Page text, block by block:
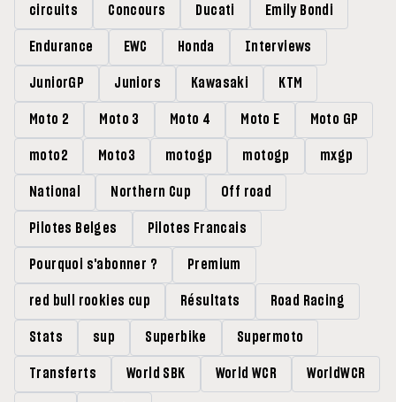
circuits Concours Ducati Emily Bondi
Endurance EWC Honda Interviews
JuniorGP Juniors Kawasaki KTM
Moto 2 Moto 3 Moto 4 Moto E Moto GP
moto2 Moto3 motogp motogp mxgp
National Northern Cup Off road
Pilotes Belges Pilotes Francais
Pourquoi s'abonner ? Premium
red bull rookies cup Résultats Road Racing
Stats sup Superbike Supermoto
Transferts World SBK World WCR WorldWCR